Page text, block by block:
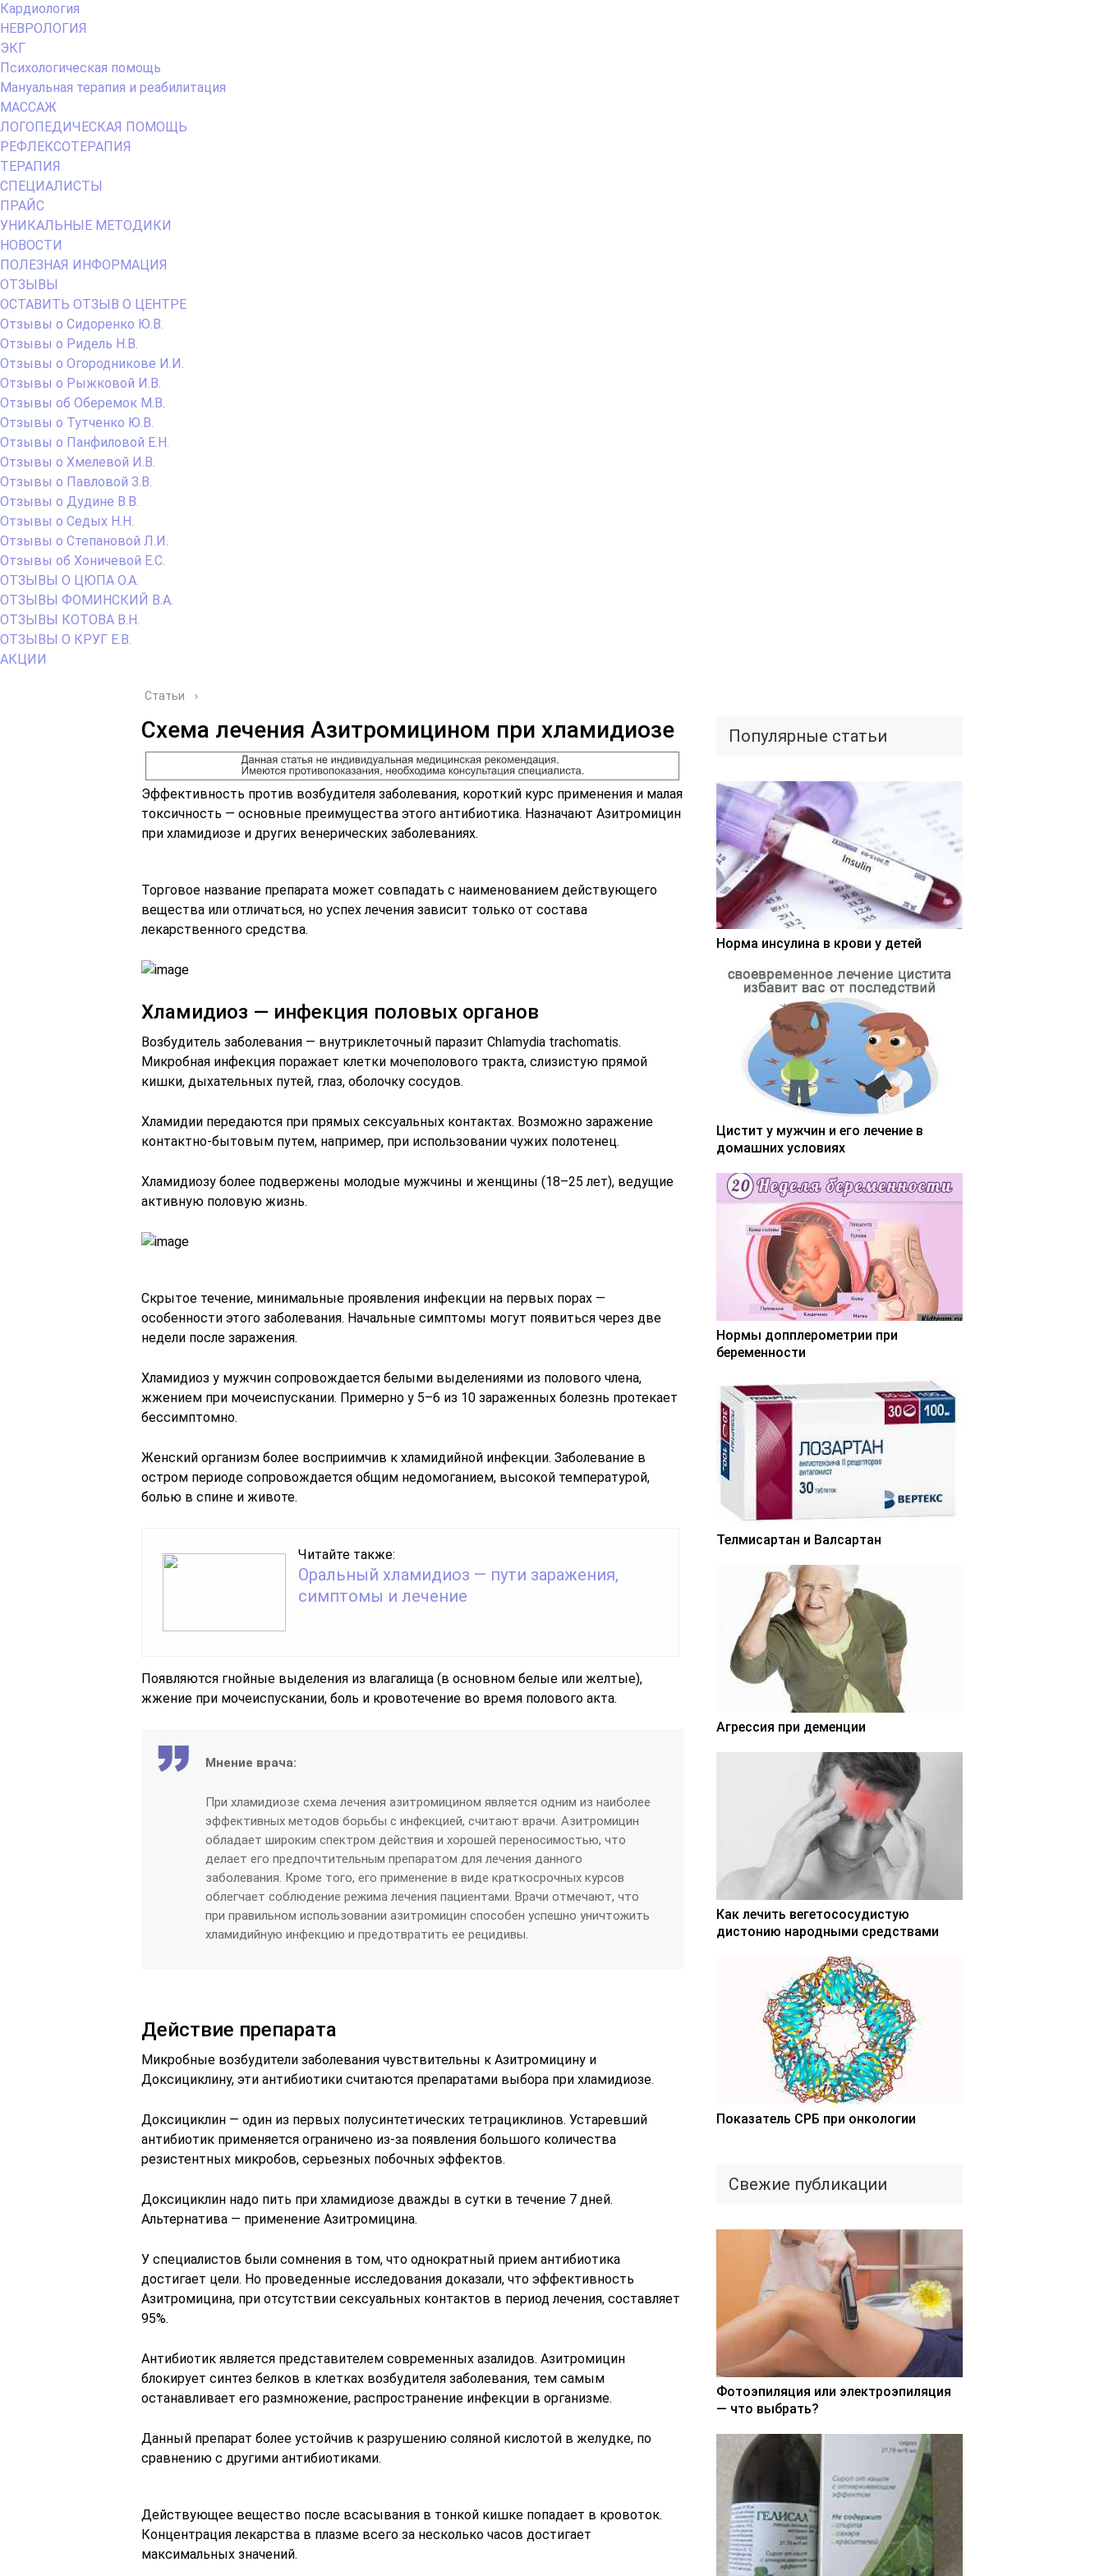
Кардиология
НЕВРОЛОГИЯ
ЭКГ
Психологическая помощь
Мануальная терапия и реабилитация
МАССАЖ
ЛОГОПЕДИЧЕСКАЯ ПОМОЩЬ
РЕФЛЕКСОТЕРАПИЯ
ТЕРАПИЯ
СПЕЦИАЛИСТЫ
ПРАЙС
УНИКАЛЬНЫЕ МЕТОДИКИ
НОВОСТИ
ПОЛЕЗНАЯ ИНФОРМАЦИЯ
ОТЗЫВЫ
ОСТАВИТЬ ОТЗЫВ О ЦЕНТРЕ
Отзывы о Сидоренко Ю.В.
Отзывы о Ридель Н.В.
Отзывы о Огородникове И.И.
Отзывы о Рыжковой И.В.
Отзывы об Оберемок М.В.
Отзывы о Тутченко Ю.В.
Отзывы о Панфиловой Е.Н.
Отзывы о Хмелевой И.В.
Отзывы о Павловой З.В.
Отзывы о Дудине В.В.
Отзывы о Седых Н.Н.
Отзывы о Степановой Л.И.
Отзывы об Хоничевой Е.С.
ОТЗЫВЫ О ЦЮПА О.А.
ОТЗЫВЫ ФОМИНСКИЙ В.А.
ОТЗЫВЫ КОТОВА В.Н.
ОТЗЫВЫ О КРУГ Е.В.
АКЦИИ
Статьи ›
Схема лечения Азитромицином при хламидиозе
Эффективность против возбудителя заболевания, короткий курс применения и малая
токсичность — основные преимущества этого антибиотика. Назначают Азитромицин
при хламидиозе и других венерических заболеваниях.
Торговое название препарата может совпадать с наименованием действующего
вещества или отличаться, но успех лечения зависит только от состава
лекарственного средства.
Хламидиоз — инфекция половых органов
Возбудитель заболевания — внутриклеточный паразит Chlamydia trachomatis.
Микробная инфекция поражает клетки мочеполового тракта, слизистую прямой
кишки, дыхательных путей, глаз, оболочку сосудов.
Хламидии передаются при прямых сексуальных контактах. Возможно заражение
контактно-бытовым путем, например, при использовании чужих полотенец.
Хламидиозу более подвержены молодые мужчины и женщины (18–25 лет), ведущие
активную половую жизнь.
Скрытое течение, минимальные проявления инфекции на первых порах —
особенности этого заболевания. Начальные симптомы могут появиться через две
недели после заражения.
Хламидиоз у мужчин сопровождается белыми выделениями из полового члена,
жжением при мочеиспускании. Примерно у 5–6 из 10 зараженных болезнь протекает
бессимптомно.
Женский организм более восприимчив к хламидийной инфекции. Заболевание в
остром периоде сопровождается общим недомоганием, высокой температурой,
болью в спине и животе.
Читайте также:
Оральный хламидиоз — пути заражения,
симптомы и лечение
Появляются гнойные выделения из влагалища (в основном белые или желтые),
жжение при мочеиспускании, боль и кровотечение во время полового акта.
Мнение врача:
При хламидиозе схема лечения азитромицином является одним из наиболее
эффективных методов борьбы с инфекцией, считают врачи. Азитромицин
обладает широким спектром действия и хорошей переносимостью, что
делает его предпочтительным препаратом для лечения данного
заболевания. Кроме того, его применение в виде краткосрочных курсов
облегчает соблюдение режима лечения пациентами. Врачи отмечают, что
при правильном использовании азитромицин способен успешно уничтожить
хламидийную инфекцию и предотвратить ее рецидивы.
Действие препарата
Микробные возбудители заболевания чувствительны к Азитромицину и
Доксициклину, эти антибиотики считаются препаратами выбора при хламидиозе.
Доксициклин — один из первых полусинтетических тетрациклинов. Устаревший
антибиотик применяется ограничено из-за появления большого количества
резистентных микробов, серьезных побочных эффектов.
Доксициклин надо пить при хламидиозе дважды в сутки в течение 7 дней.
Альтернатива — применение Азитромицина.
У специалистов были сомнения в том, что однократный прием антибиотика
достигает цели. Но проведенные исследования доказали, что эффективность
Азитромицина, при отсутствии сексуальных контактов в период лечения, составляет
95%.
Антибиотик является представителем современных азалидов. Азитромицин
блокирует синтез белков в клетках возбудителя заболевания, тем самым
останавливает его размножение, распространение инфекции в организме.
Данный препарат более устойчив к разрушению соляной кислотой в желудке, по
сравнению с другими антибиотиками.
Действующее вещество после всасывания в тонкой кишке попадает в кровоток.
Концентрация лекарства в плазме всего за несколько часов достигает
максимальных значений.
Популярные статьи
Норма инсулина в крови у детей
Цистит у мужчин и его лечение в
домашних условиях
Нормы допплерометрии при
беременности
Телмисартан и Валсартан
Агрессия при деменции
Как лечить вегетососудистую
дистонию народными средствами
Показатель СРБ при онкологии
Свежие публикации
Фотоэпиляция или электроэпиляция
— что выбрать?